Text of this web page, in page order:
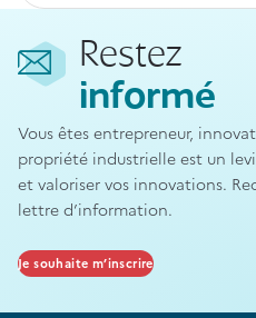
Restez
informé
Vous êtes entrepreneur,
propriété industrielle est un
et valoriser vos innovations.
lettre d’information.
Je souhaite m’inscrire